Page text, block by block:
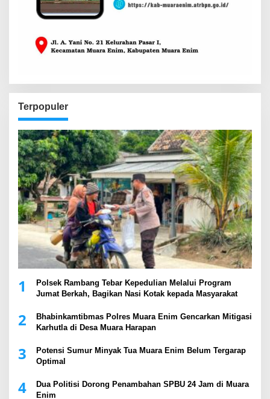
Terpopuler
1
Polsek Rambang Tebar Kepedulian Melalui Program
Jumat Berkah, Bagikan Nasi Kotak kepada Masyarakat
2
Bhabinkamtibmas Polres Muara Enim Gencarkan Mitigasi
Karhutla di Desa Muara Harapan
3
Potensi Sumur Minyak Tua Muara Enim Belum Tergarap
Optimal
4
Dua Politisi Dorong Penambahan SPBU 24 Jam di Muara
Enim